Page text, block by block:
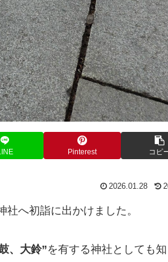
Pinterest コピ
2026.01.28
へ初詣に出かけました。
、大鈴”を有する神社としても知